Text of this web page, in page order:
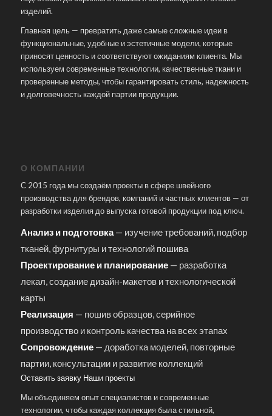
изделий.
Главная цель — превратить даже самые сложные идеи в
функциональные, удобные и эстетичные модели, которые
приносят ценность и соответствуют ожиданиям клиента. Мы
используем современные технологии, качественные ткани и
проверенные методы, чтобы гарантировать стиль, надежность
и долговечность каждой партии продукции.
О КОМПАНИИ
С 2015 года мы создаём проекты в сфере швейного
производства для брендов, компаний и частных клиентов — от
разработки изделия до выпуска готовой продукции под ключ.
Анализ и подготовка— изучение требований, подбор
тканей, фурнитуры и технологий пошива
Проектирование и планирование— разработка
лекал, создание дизайн-макетов и технологической
карты
Реализация — пошив образцов, серийное
производство и контроль качества на всех этапах
Сопровождение— доработка моделей, повторные
партии, консультации и развитие коллекций
Оставить заявку Наши проекты
Мы объединяем опыт специалистов и современные
технологии, чтобы каждая коллекция была стильной,